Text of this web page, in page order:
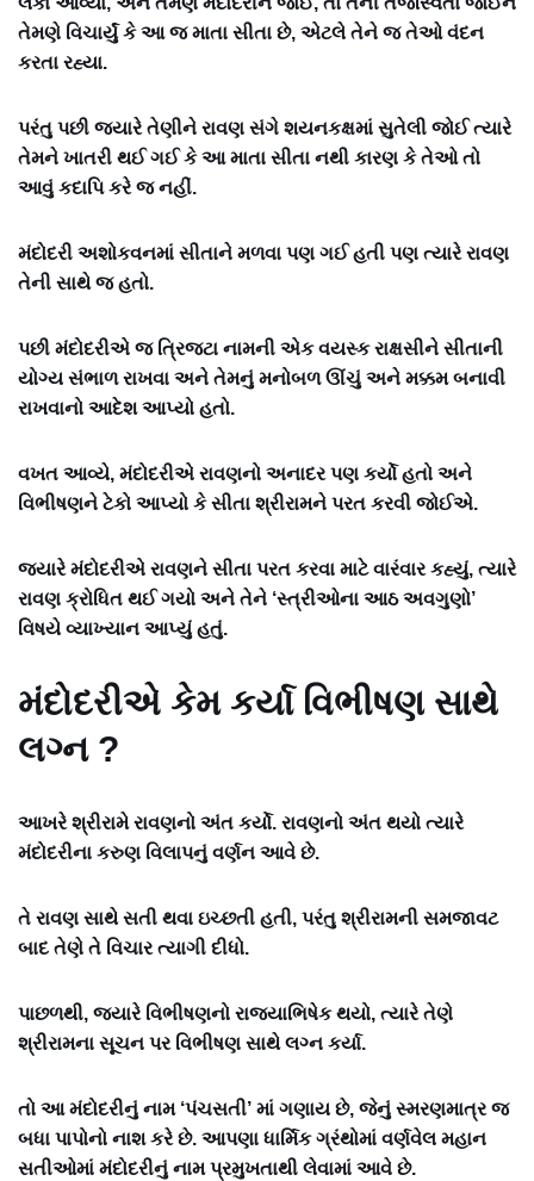
તેમણે વિચાર્યું કે આ જ માતા સીતા છે, એટલે તેને જ તેઓ વંદન
કરતા રહ્યા.
પરંતુ પછી જ્યારે તેણીને રાવણ સંગે શયનકક્ષમાં સુતેલી જોઈ ત્યારે
તેમને ખાતરી થઈ ગઈ કે આ માતા સીતા નથી કારણ કે તેઓ તો
આવું કદાપિ કરે જ નહીં.
મંદોદરી અશોકવનમાં સીતાને મળવા પણ ગઈ હતી પણ ત્યારે રાવણ
તેની સાથે જ હતો.
પછી મંદોદરીએ જ ત્રિજટા નામની એક વયસ્ક રાક્ષસીને સીતાની
યોગ્ય સંભાળ રાખવા અને તેમનું મનોબળ ઊંચું અને મક્કમ બનાવી
રાખવાનો આદેશ આપ્યો હતો.
વખત આવ્યે, મંદોદરીએ રાવણનો અનાદર પણ કર્યો હતો અને
વિભીષણને ટેકો આપ્યો કે સીતા શ્રીરામને પરત કરવી જોઈએ.
જ્યારે મંદોદરીએ રાવણને સીતા પરત કરવા માટે વારંવાર કહ્યું, ત્યારે
રાવણ ક્રોધિત થઈ ગયો અને તેને ‘સ્ત્રીઓના આઠ અવગુણો’
વિષયે વ્યાખ્યાન આપ્યું હતું.
મંદોદરીએ કેમ કર્યા વિભીષણ સાથે
લગ્ન ?
આખરે શ્રીરામે રાવણનો અંત કર્યો. રાવણનો અંત થયો ત્યારે
મંદોદરીના કરુણ વિલાપનું વર્ણન આવે છે.
તે રાવણ સાથે સતી થવા ઇચ્છતી હતી, પરંતુ શ્રીરામની સમજાવટ
બાદ તેણે તે વિચાર ત્યાગી દીધો.
પાછળથી, જ્યારે વિભીષણનો રાજ્યાભિષેક થયો, ત્યારે તેણે
શ્રીરામના સૂચન પર વિભીષણ સાથે લગ્ન કર્યા.
તો આ મંદોદરીનું નામ ‘પંચસતી’ માં ગણાય છે, જેનું સ્મરણમાત્ર જ
બધા પાપોનો નાશ કરે છે. આપણા ધાર્મિક ગ્રંથોમાં વર્ણવેલ મહાન
સતીઓમાં મંદોદરીનું નામ પ્રમુખતાથી લેવામાં આવે છે.